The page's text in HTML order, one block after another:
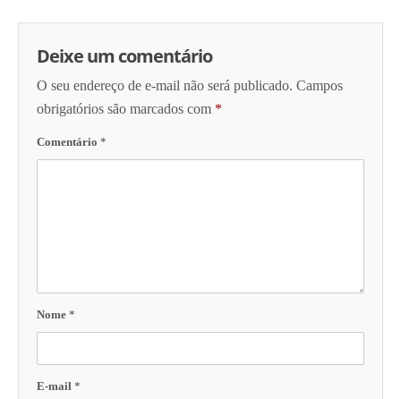
Deixe um comentário
O seu endereço de e-mail não será publicado. Campos
obrigatórios são marcados com *
Comentário *
Nome *
E-mail *